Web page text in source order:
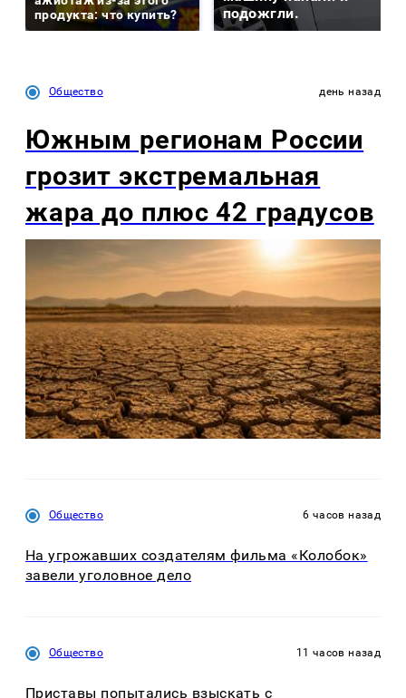
продукта: что купить?
подожгли.
Общество день назад
Южным регионам России
грозит экстремальная
жара до плюс 42 градусов
Общество 6 часов назад
На угрожавших создателям фильма «Колобок»
завели уголовное дело
Общество 11 часов назад
Приставы попытались взыскать с